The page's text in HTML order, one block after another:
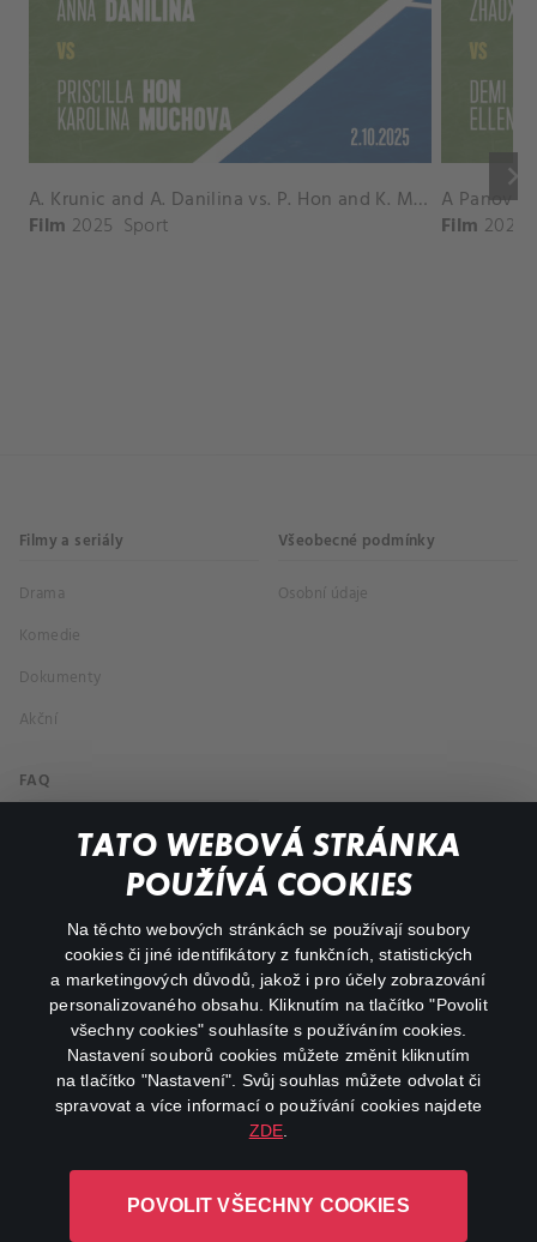
TATO WEBOVÁ STRÁNKA
POUŽÍVÁ COOKIES
Na těchto webových stránkách se používají soubory
cookies či jiné identifikátory z funkčních, statistických
a marketingových důvodů, jakož i pro účely zobrazování
personalizovaného obsahu. Kliknutím na tlačítko "Povolit
všechny cookies" souhlasíte s používáním cookies.
Nastavení souborů cookies můžete změnit kliknutím
na tlačítko "Nastavení". Svůj souhlas můžete odvolat či
spravovat a více informací o používání cookies najdete
ZDE
POVOLIT VŠECHNY COOKIES
keyboard_arrow_right
A. Krunic and A. Danilina vs. P. Hon and K. Muchova Match Highlights - BEIJING_Capital Group Diamond ( October 02, 2025)
Film 2025 Sport Film 2026
Filmy a seriály
Drama
Komedie
Dokumenty
Akční
Všeobecné podmínky
Osobní údaje
FAQ
Můj účet
Důležité odkazy
facebookinstagram
youtube
L-1246 Luxembourg R.C.S.